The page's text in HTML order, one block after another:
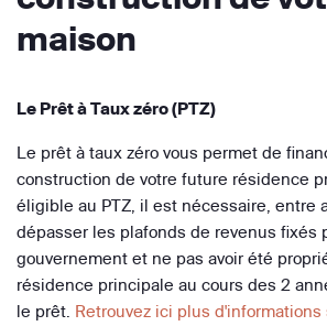
maison
Le Prêt à Taux zéro (PTZ)
Le prêt à taux zéro vous permet de
construction de votre future résidence
éligible au PTZ, il est nécessaire, entre
dépasser les plafonds de revenus fixés
gouvernement et ne pas avoir été
résidence principale au cours des 2
le prêt. Retrouvez ici plus